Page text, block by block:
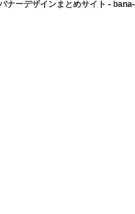
ナーデザインまとめサイト - bana-